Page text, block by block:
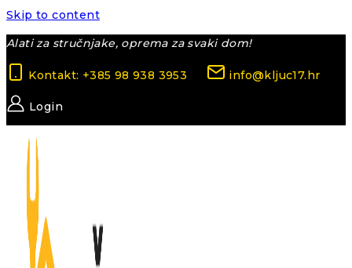
Skip to content
Alati za stručnjake, oprema za svaki dom!
Kontakt: +385 98 938 3953 info@kljuc17.hr
Login